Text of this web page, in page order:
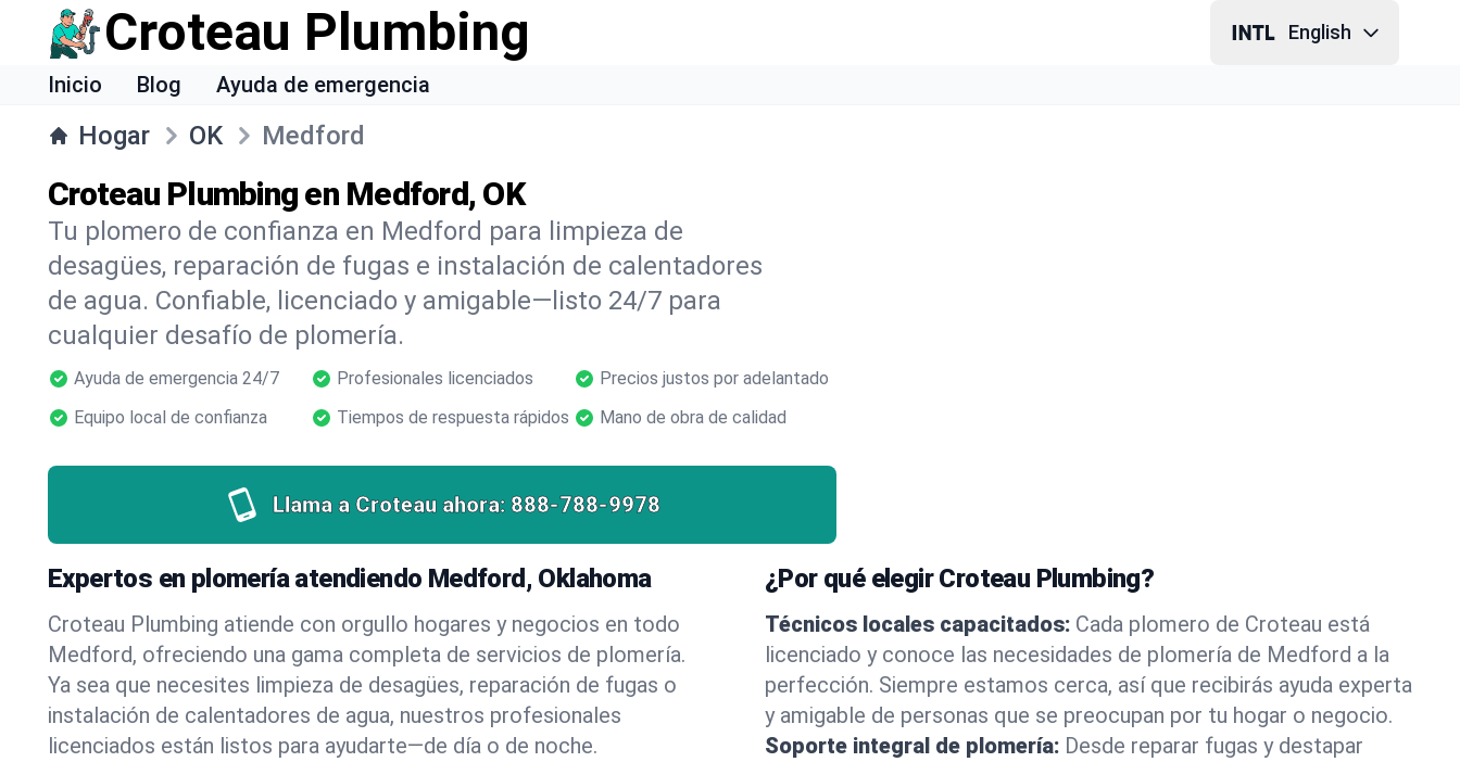
Croteau Plumbing English
Inicio Blog Ayuda de emergencia
Hogar OK Medford
Croteau Plumbing en Medford, OK
Tu plomero de confianza en Medford para limpieza de
desagües, reparación de fugas e instalación de calentadores
de agua. Confiable, licenciado y amigable—listo 24/7 para
cualquier desafío de plomería.
Ayuda de emergencia 24/7 Profesionales licenciados
Precios justos por adelantado
Equipo local de confianza
Tiempos de respuesta rápidos Mano de obra de calidad
Llama a Croteau ahora: 888-788-9978
Expertos en plomería atendiendo Medford, Oklahoma
Croteau Plumbing atiende con orgullo hogares y negocios en todo
Medford, ofreciendo una gama completa de servicios de plomería.
Ya sea que necesites limpieza de desagües, reparación de fugas o
instalación de calentadores de agua, nuestros profesionales
licenciados están listos para ayudarte—de día o de noche.
¿Por qué elegir Croteau Plumbing?
Técnicos locales capacitados: Cada plomero de Croteau está
licenciado y conoce las necesidades de plomería de Medford a la
perfección. Siempre estamos cerca, así que recibirás ayuda experta
y amigable de personas que se preocupan por tu hogar o negocio.
Soporte integral de plomería: Desde reparar fugas y destapar